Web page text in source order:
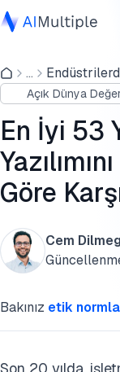
Ajanik Yapay
Siber güvenlik
Veri
Kurumsal
Hizmetler
Bize
...
Açık Dünya
En İyi 53
Göre
Cem
Bakınız etik
Yasal yapay
Seçim kriterleri
SSS'ler
Sorumluluk reddi
Daha fazla okuma
Bu araştırmayı